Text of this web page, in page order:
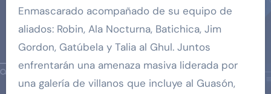
Enmascarado acompañado de su equipo de
aliados: Robin, Ala Nocturna, Batichica, Jim
Gordon, Gatúbela y Talia al Ghul. Juntos
enfrentarán una amenaza masiva liderada por
una galería de villanos que incluye al Guasón,